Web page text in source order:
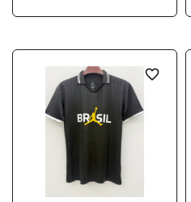
favorite_border